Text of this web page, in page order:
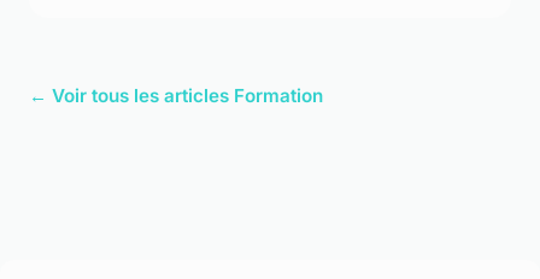
← Voir tous les articles Formation